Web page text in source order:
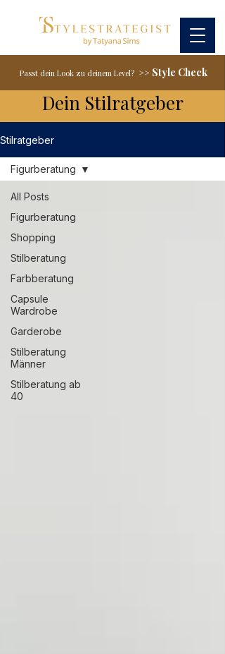
Passt dein Look zu deinem Level? >> Style Check
Dein Stilratgeber
Stilratgeber
All Posts
Figurberatung
Shopping
Stilberatung
Farbberatung
Capsule
Wardrobe
Garderobe
Stilberatung
Männer
Stilberatung ab
40
Figurberatung